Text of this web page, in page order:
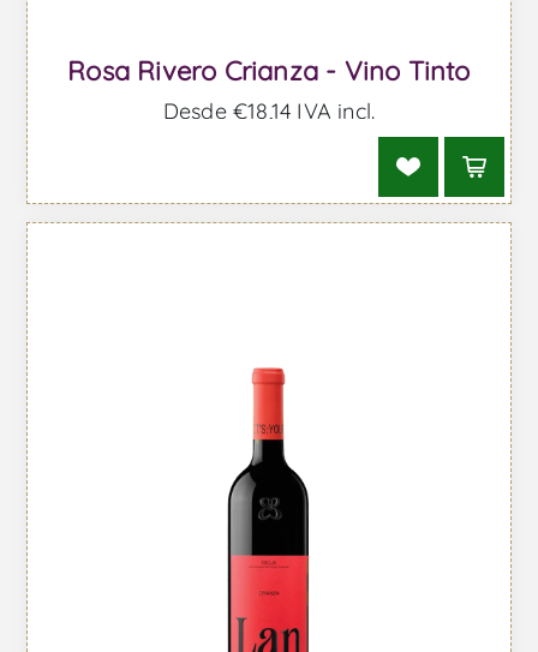
Rosa Rivero Crianza - Vino Tinto
Desde €18,14 IVA incl.